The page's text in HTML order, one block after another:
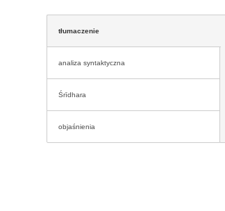
tłumaczenie
analiza syntaktyczna
Śrīdhara
objaśnienia